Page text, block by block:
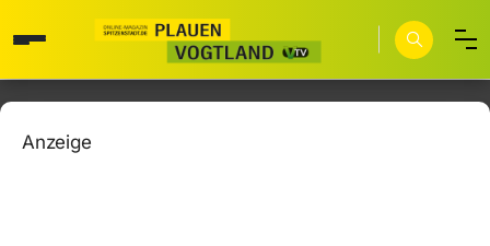
Anzeige